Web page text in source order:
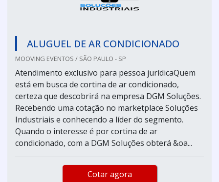
ALUGUEL DE AR CONDICIONADO
MOOVING EVENTOS / SÃO PAULO - SP
Atendimento exclusivo para pessoa jurídicaQuem
está em busca de cortina de ar condicionado,
certeza que descobrirá na empresa DGM Soluções.
Recebendo uma cotação no marketplace Soluções
Industriais e conhecendo a líder do segmento.
Quando o interesse é por cortina de ar
condicionado, com a DGM Soluções obterá &oa...
Cotar agora